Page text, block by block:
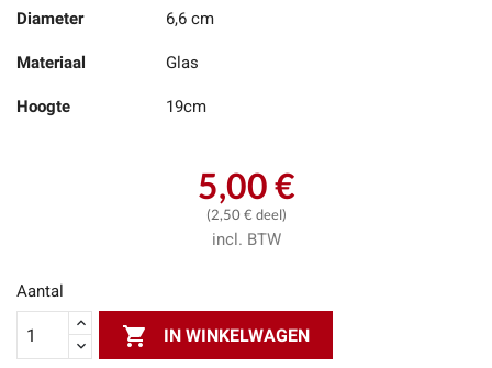
Diameter 6,6 cm
Materiaal Glas
Hoogte 19cm
5,00 €
(2,50 € deel)
incl. BTW
Aantal
 IN WINKELWAGEN